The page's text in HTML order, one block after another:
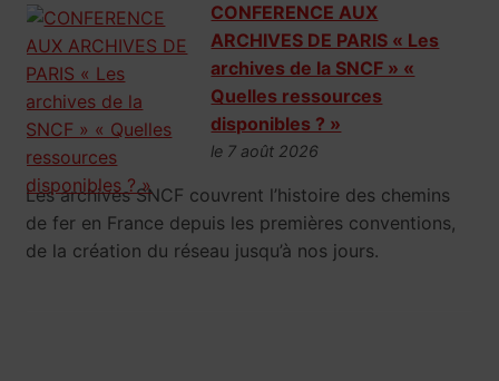
CONFERENCE AUX
ARCHIVES DE PARIS « Les
archives de la SNCF » «
Quelles ressources
disponibles ? »
le 7 août 2026
Les archives SNCF couvrent l’histoire des chemins
de fer en France depuis les premières conventions,
de la création du réseau jusqu’à nos jours.